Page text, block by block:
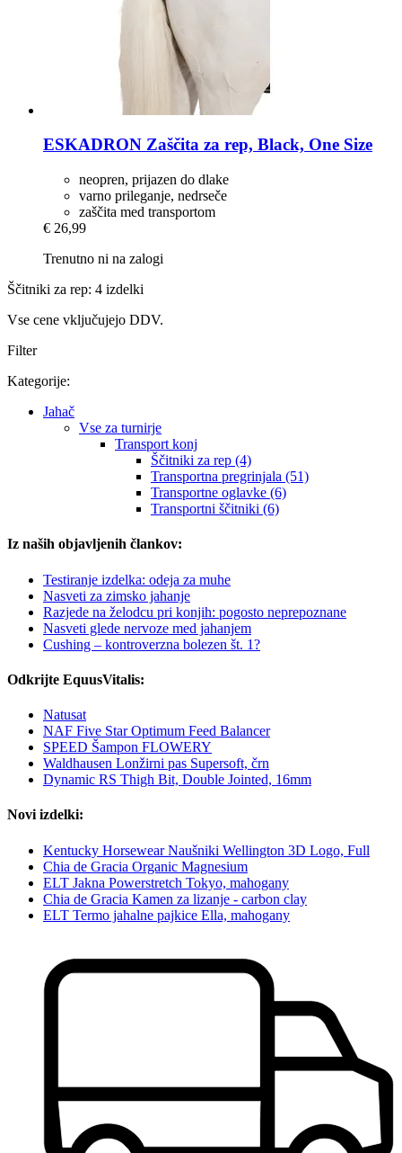
ESKADRON Zaščita za rep, Black, One Size
neopren, prijazen do dlake
varno prileganje, nedrseče
zaščita med transportom
€ 26,99
Trenutno ni na zalogi
Ščitniki za rep: 4 izdelki
Vse cene vključujejo DDV.
Filter
Kategorije:
Jahač
Vse za turnirje
Transport konj
Ščitniki za rep (4)
Transportna pregrinjala (51)
Transportne oglavke (6)
Transportni ščitniki (6)
Iz naših objavljenih člankov:
Testiranje izdelka: odeja za muhe
Nasveti za zimsko jahanje
Razjede na želodcu pri konjih: pogosto neprepoznane
Nasveti glede nervoze med jahanjem
Cushing – kontroverzna bolezen št. 1?
Odkrijte EquusVitalis:
Natusat
NAF Five Star Optimum Feed Balancer
SPEED Šampon FLOWERY
Waldhausen Lonžirni pas Supersoft, črn
Dynamic RS Thigh Bit, Double Jointed, 16mm
Novi izdelki:
Kentucky Horsewear Naušniki Wellington 3D Logo, Full
Chia de Gracia Organic Magnesium
ELT Jakna Powerstretch Tokyo, mahogany
Chia de Gracia Kamen za lizanje - carbon clay
ELT Termo jahalne pajkice Ella, mahogany